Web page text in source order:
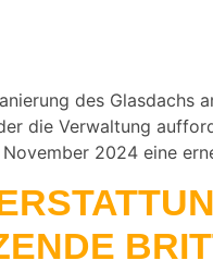
des
die Verwaltung
2024 eine